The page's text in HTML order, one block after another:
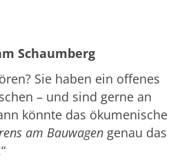
Schaumberg
Sie haben ein offenes
– und sind gerne an
könnte das ökumenische
am Bauwagen genau das